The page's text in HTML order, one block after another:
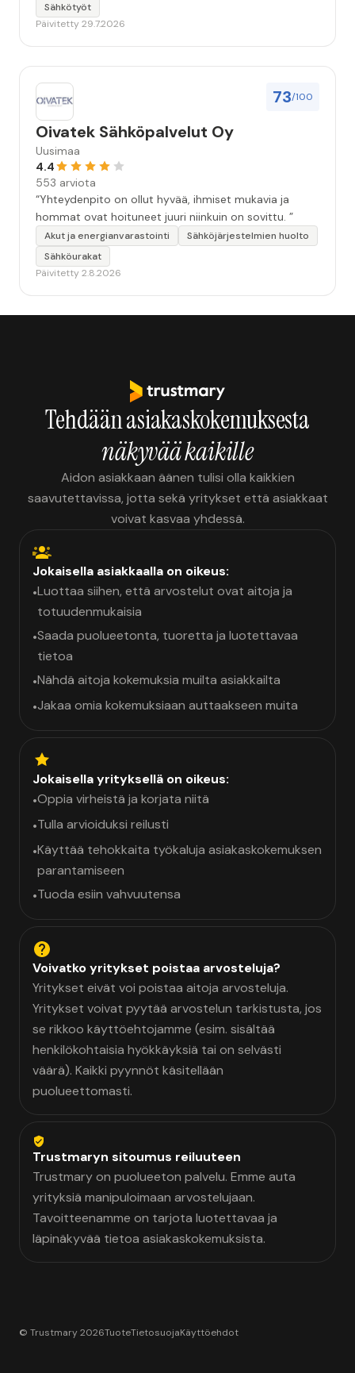
Sähkötyöt
Päivitetty 29.7.2026
73/100
Oivatek Sähköpalvelut Oy
Uusimaa
4.4
553 arviota
“Yhteydenpito on ollut hyvää, ihmiset mukavia ja
hommat ovat hoituneet juuri niinkuin on sovittu. ”
Akut ja energianvarastointi
Sähköjärjestelmien huolto
Sähköurakat
Päivitetty 2.8.2026
Tehdään asiakaskokemuksesta
näkyvää kaikille
Aidon asiakkaan äänen tulisi olla kaikkien
saavutettavissa, jotta sekä yritykset että asiakkaat
voivat kasvaa yhdessä.
Jokaisella asiakkaalla on oikeus:
•Luottaa siihen, että arvostelut ovat aitoja ja
totuudenmukaisia
•Saada puolueetonta, tuoretta ja luotettavaa
tietoa
•Nähdä aitoja kokemuksia muilta asiakkailta
•Jakaa omia kokemuksiaan auttaakseen muita
Jokaisella yrityksellä on oikeus:
•Oppia virheistä ja korjata niitä
•Tulla arvioiduksi reilusti
•Käyttää tehokkaita työkaluja asiakaskokemuksen
parantamiseen
•Tuoda esiin vahvuutensa
Voivatko yritykset poistaa arvosteluja?
Yritykset eivät voi poistaa aitoja arvosteluja.
Yritykset voivat pyytää arvostelun tarkistusta, jos
se rikkoo käyttöehtojamme (esim. sisältää
henkilökohtaisia hyökkäyksiä tai on selvästi
väärä). Kaikki pyynnöt käsitellään
puolueettomasti.
Trustmaryn sitoumus reiluuteen
Trustmary on puolueeton palvelu. Emme auta
yrityksiä manipuloimaan arvostelujaan.
Tavoitteenamme on tarjota luotettavaa ja
läpinäkyvää tietoa asiakaskokemuksista.
© Trustmary 2026TuoteTietosuojaKäyttöehdot